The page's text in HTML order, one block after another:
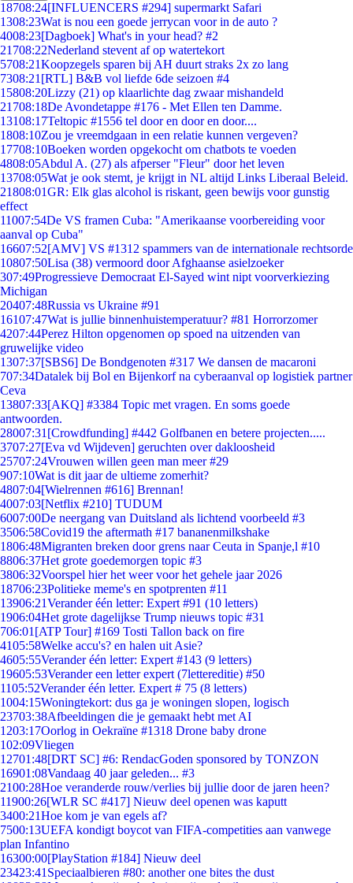
18708:24[INFLUENCERS #294] supermarkt Safari
1308:23Wat is nou een goede jerrycan voor in de auto ?
4008:23[Dagboek] What's in your head? #2
21708:22Nederland stevent af op watertekort
5708:21Koopzegels sparen bij AH duurt straks 2x zo lang
7308:21 [RTL] B&B vol liefde 6de seizoen #4
15808:20Lizzy (21) op klaarlichte dag zwaar mishandeld
21708:18De Avondetappe #176 - Met Ellen ten Damme.
13108:17Teltopic #1556 tel door en door en door....
1808:10Zou je vreemdgaan in een relatie kunnen vergeven?
17708:10Boeken worden opgekocht om chatbots te voeden
4808:05Abdul A. (27) als afperser "Fleur" door het leven
13708:05Wat je ook stemt, je krijgt in NL altijd Links Liberaal Beleid.
21808:01GR: Elk glas alcohol is riskant, geen bewijs voor gunstig
effect
11007:54De VS framen Cuba: "Amerikaanse voorbereiding voor
aanval op Cuba"
16607:52[AMV] VS #1312 spammers van de internationale rechtsorde
10807:50Lisa (38) vermoord door Afghaanse asielzoeker
307:49Progressieve Democraat El-Sayed wint nipt voorverkiezing
Michigan
20407:48Russia vs Ukraine #91
16107:47Wat is jullie binnenhuistemperatuur? #81 Horrorzomer
4207:44Perez Hilton opgenomen op spoed na uitzenden van
gruwelijke video
1307:37[SBS6] De Bondgenoten #317 We dansen de macaroni
707:34Datalek bij Bol en Bijenkorf na cyberaanval op logistiek partner
Ceva
13807:33[AKQ] #3384 Topic met vragen. En soms goede
antwoorden.
28007:31 [Crowdfunding] #442 Golfbanen en betere projecten.....
3707:27[Eva vd Wijdeven] geruchten over dakloosheid
25707:24Vrouwen willen geen man meer #29
907:10Wat is dit jaar de ultieme zomerhit?
4807:04[Wielrennen #616] Brennan!
4007:03[Netflix #210] TUDUM
6007:00De neergang van Duitsland als lichtend voorbeeld #3
3506:58Covid19 the aftermath #17 bananenmilkshake
1806:48Migranten breken door grens naar Ceuta in Spanje,l #10
8806:37Het grote goedemorgen topic #3
3806:32Voorspel hier het weer voor het gehele jaar 2026
18706:23Politieke meme's en spotprenten #11
13906:21Verander één letter: Expert #91 (10 letters)
1906:04Het grote dagelijkse Trump nieuws topic #31
706:01 [ATP Tour] #169 Tosti Tallon back on fire
4105:58Welke accu's? en halen uit Asie?
4605:55Verander één letter: Expert #143 (9 letters)
19605:53Verander een letter expert (7lettereditie) #50
1105:52Verander één letter. Expert # 75 (8 letters)
1004:15Woningtekort: dus ga je woningen slopen, logisch
23703:38Afbeeldingen die je gemaakt hebt met AI
1203:17Oorlog in Oekraïne #1318 Drone baby drone
102:09Vliegen
12701:48[DRT SC] #6: RendacGoden sponsored by TONZON
16901:08Vandaag 40 jaar geleden... #3
2100:28Hoe veranderde rouw/verlies bij jullie door de jaren heen?
11900:26[WLR SC #417] Nieuw deel openen was kaputt
3400:21Hoe kom je van egels af?
7500:13UEFA kondigt boycot van FIFA-competities aan vanwege
plan Infantino
16300:00[PlayStation #184] Nieuw deel
23423:41 Speciaalbieren #80: another one bites the dust